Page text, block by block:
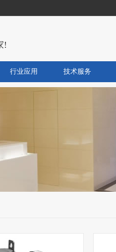
!
行业应用 技术服务